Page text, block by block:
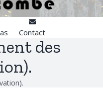
Contact
des